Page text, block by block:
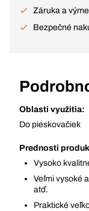
Záruka a
Bezpečné
Oblasti využitia:
Do pieskovačiek
Prednosti
Vysoko
Veľmi vysoké
atď.
Praktické